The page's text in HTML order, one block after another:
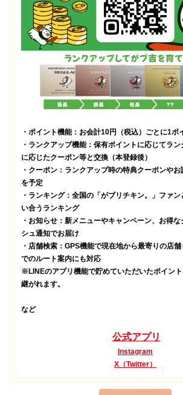
・ポイント機能：お会計10円（税込）ごとに1ポ
・ランクアップ機能：保有ポイントに応じてラ
に応じたクーポン等と交換（本登録後）
・クーポン：ランクアップ時の特典クーポンや
を予定
・ランキング：全国の「がブリチキン。」ファ
い合うランキング
・お知らせ：新メニューやキャンペーン、お得
シュ通知でお届け
・店舗検索：GPS機能で現在地から最寄りの店
でのルート案内にも対応
※LINEのアプリ機能で貯めていただいたポイン
継がれます。
など
公式アプリ
Instagram
X（Twitter）